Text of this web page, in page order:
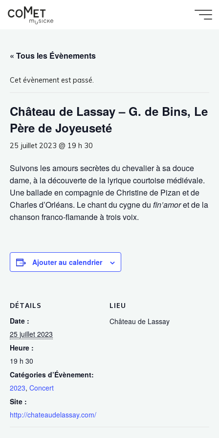
Château de Lassay – G. de Bins, Le Père de
« Tous les Évènements
Cet évènement est passé.
Château de Lassay – G. de Bins, Le
Père de Joyeuseté
25 juillet 2023 @ 19 h 30
Suivons les amours secrètes du chevalier à sa douce
dame, à la découverte de la lyrique courtoise médiévale.
Une ballade en compagnie de Christine de Pizan et de
Charles d’Orléans. Le chant du cygne du fin’amoret de la
chanson franco-flamande à trois voix.​​
Ajouter au calendrier
DÉTAILS
Date :
25 juillet 2023
Heure :
19 h 30
Catégories d’Évènement:
2023, Concert
Site :
http://chateaudelassay.com/
LIEU
Château de Lassay